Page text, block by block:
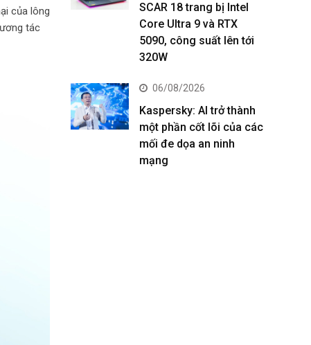
của lông
tác
SCAR 18 trang bị Intel
Core Ultra 9 và RTX
5090, công suất lên tới
320W
06/08/2026
Kaspersky: AI trở thành
một phần cốt lõi của các
mối đe dọa an ninh
mạng